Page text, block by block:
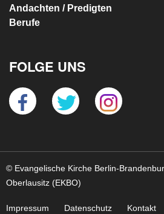
Andachten / Predigten
Berufe
FOLGE UNS
© Evangelische Kirche Berlin-
Oberlausitz (EKBO)
Impressum Datenschutz Kontakt